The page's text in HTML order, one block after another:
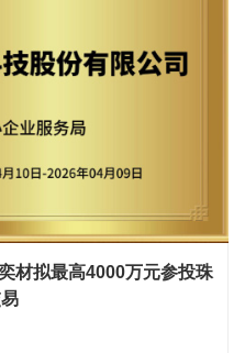
材拟最高4000万元参投珠